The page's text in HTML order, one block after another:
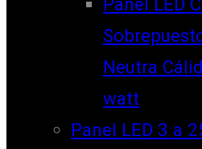
Neutra
watt
Panel LED 3 a